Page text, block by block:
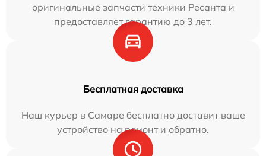
оригинальные запчасти техники Ресанта и
предоставляет гарантию до 3 лет.
Бесплатная доставка
Наш курьер в Самаре бесплатно доставит ваше
устройство на ремонт и обратно.